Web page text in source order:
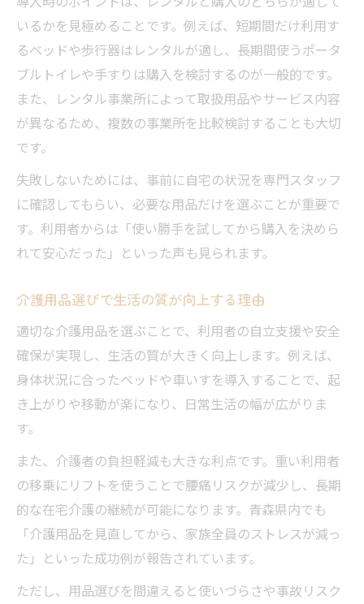
いるかを見極めることです。例えば、短期間だけ利用す
るベッドや歩行器はレンタルが適し、長期間使うポータ
ブルトイレや手すりは購入を検討するのが一般的です。
また、レンタル事業所によって取扱用品やサービス内容
が異なるため、複数の事業所を比較検討することも大切
です。
失敗しないためには、事前に自宅の状況を専門スタッフ
に確認してもらい、必要な用品だけを選ぶことが重要で
す。利用者からは「使い勝手を試してから購入を決めら
れて安心だった」といった声も見られます。
介護用品選びで生活の質が向上する理由
適切な介護用品を選ぶことで、利用者の自立支援や安全
確保が実現し、生活の質が大きく向上します。例えば、
身体状況に合ったベッドや車いすを導入することで、起
き上がりや移動が楽になり、日常生活の幅が広がりま
す。
また、介護者の負担軽減も大きな利点です。重い利用者
の移乗にリフトを使うことで腰痛リスクが減少し、長期
的な在宅介護の継続が可能になります。青森県内でも
「介護用品を見直してから、家族全員のストレスが減っ
た」といった成功例が報告されています。
ただし、用品選びを間違えると使いづらさや事故リスク